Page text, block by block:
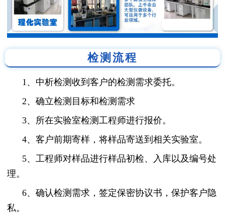
检测流程
1、中析检测收到客户的检测需求委托。
2、确立检测目标和检测需求
3、所在实验室检测工程师进行报价。
4、客户前期寄样，将样品寄送到相关实验室。
5、工程师对样品进行样品初检、入库以及编号处
理。
6、确认检测需求，签定保密协议书，保护客户隐
私。